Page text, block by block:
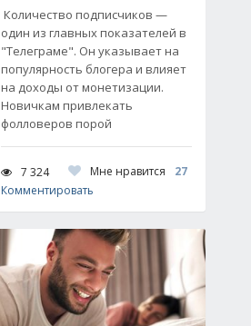
Количество подписчиков —
один из главных показателей в
"Телеграме". Он указывает на
популярность блогера и влияет
на доходы от монетизации.
Новичкам привлекать
фолловеров порой
7 324 Мне нравится
27
Комментировать